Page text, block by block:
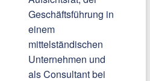
Geschäftsführung in
einem
mittelständischen
Unternehmen und
als Consultant bei